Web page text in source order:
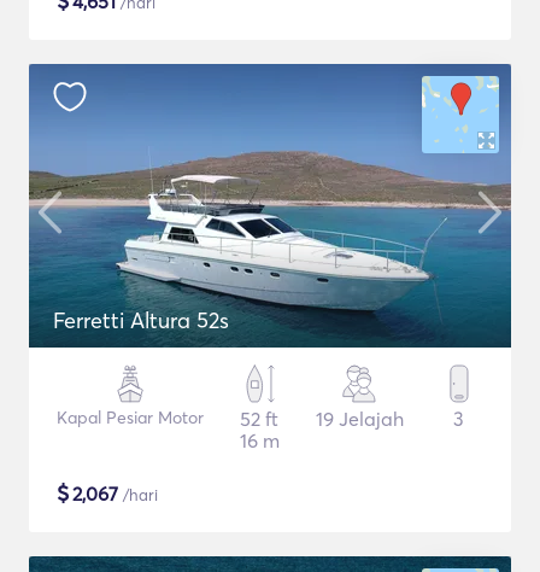
Ferretti Altura 52s
Kapal Pesiar Motor
52 ft
16 m
19 Jelajah 3
$2,067 /hari